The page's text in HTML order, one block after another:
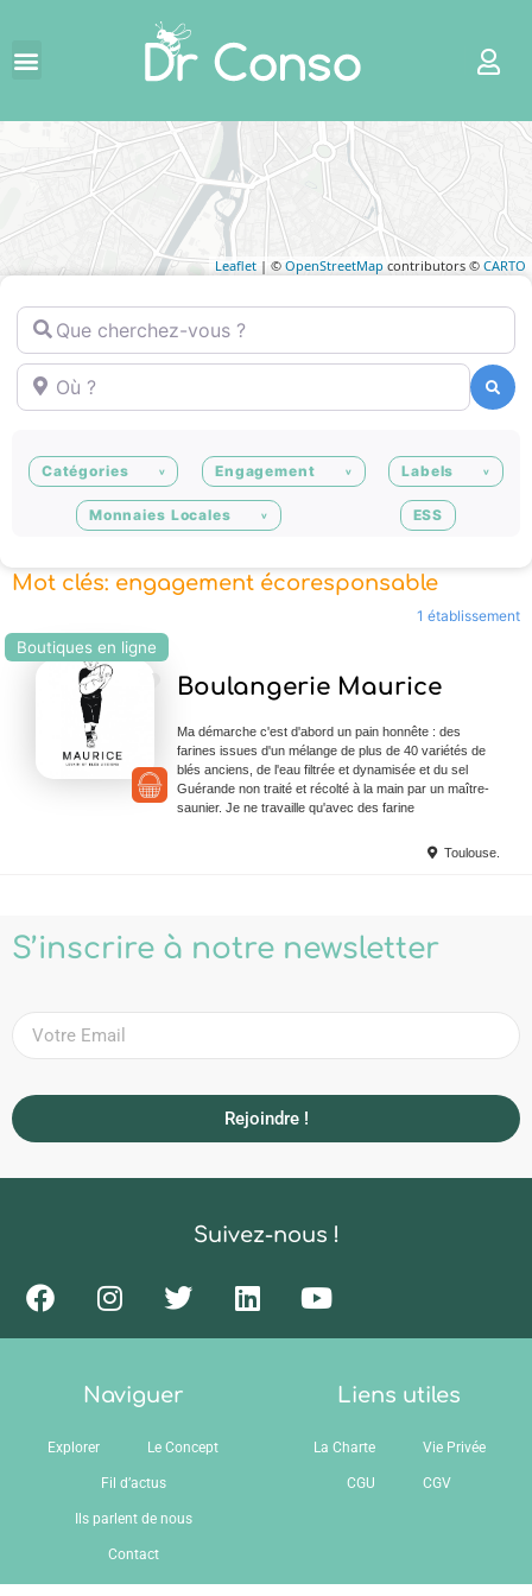
Leaflet | © OpenStreetMap contributors © CARTO
Que cherchez-vous ?
Où ?
Catégories Engagement Labels
Monnaies Locales ESS
Mot clés: engagement écoresponsable
1 établissement
Boutiques en ligne
Boulangerie Maurice
Ma démarche c'est d'abord un pain honnête : des
farines issues d'un mélange de plus de 40 variétés de
blés anciens, de l'eau filtrée et dynamisée et du sel
Guérande non traité et récolté à la main par un maître-
saunier. Je ne travaille qu'avec des farine
Toulouse.
S’inscrire à notre newsletter
Rejoindre !
Suivez-nous !
Naviguer
Explorer Le Concept
Fil d’actus
Ils parlent de nous
Contact
Liens utiles
La Charte Vie Privée
CGU CGV